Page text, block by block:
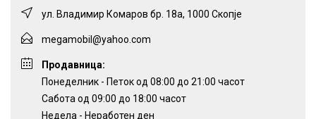
ул. Владимир Комаров бр. 18а, 1000 Скопје
megamobil@yahoo.com
Продавница:
Понеделник - Петок од 08:00 до 21:00 часот
Сабота од 09:00 до 18:00 часот
Недела - Неработен ден